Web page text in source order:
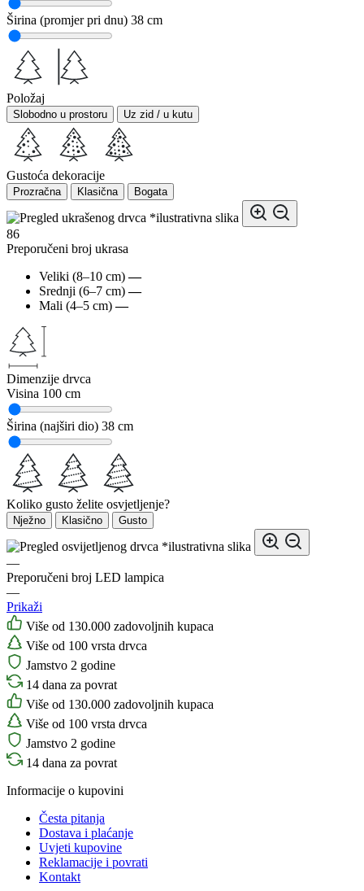
Širina (promjer pri dnu) 38 cm
Položaj
Slobodno u prostoru Uz zid / u kutu
Gustoća dekoracije
Prozračna Klasična Bogata
*ilustrativna slika
86
Preporučeni broj ukrasa
Veliki (8–10 cm) —
Srednji (6–7 cm) —
Mali (4–5 cm) —
Dimenzije drvca
Visina 100 cm
Širina (najširi dio) 38 cm
Koliko gusto želite osvjetljenje?
Nježno Klasično Gusto
*ilustrativna slika
—
Preporučeni broj LED lampica
—
Prikaži
Više od 130.000 zadovoljnih kupaca
Više od 100 vrsta drvca
Jamstvo 2 godine
14 dana za povrat
Više od 130.000 zadovoljnih kupaca
Više od 100 vrsta drvca
Jamstvo 2 godine
14 dana za povrat
Informacije o kupovini
Česta pitanja
Dostava i plaćanje
Uvjeti kupovine
Reklamacije i povrati
Kontakt